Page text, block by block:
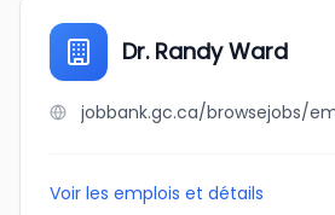
Dr. Randy Ward
Voir les emplois et détails